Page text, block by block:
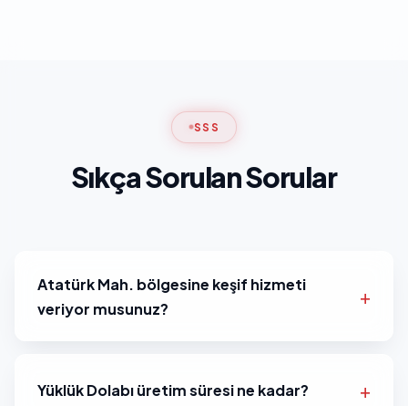
SSS
Sıkça Sorulan Sorular
Atatürk Mah. bölgesine keşif hizmeti
veriyor musunuz?
Yüklük Dolabı üretim süresi ne kadar?